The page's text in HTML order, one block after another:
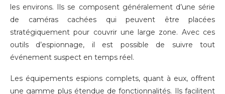
les environs. Ils se composent généralement d’une série
de caméras cachées qui peuvent être placées
stratégiquement pour couvrir une large zone. Avec ces
outils d’espionnage, il est possible de suivre tout
événement suspect en temps réel.
Les équipements espions complets, quant à eux, offrent
une gamme plus étendue de fonctionnalités. Ils facilitent